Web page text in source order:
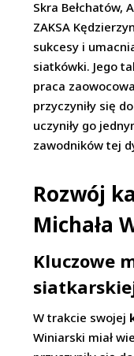
Skra Bełchatów,
ZAKSA
sukcesy i
siatkówki. Jego
praca
przyczyniły się
uczyniły go
zawodników tej
Rozwój
Michała
Kluczowe
W trakcie swojej
Winiarski miał